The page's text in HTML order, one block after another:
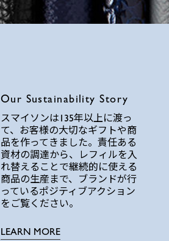
Our Sustainability Story
スマイソンは135年以上に渡っ
て、お客様の大切なギフトや商
品を作ってきました。責任ある
資材の調達から、レフィルを入
れ替えることで継続的に使える
商品の生産まで、ブランドが行
っているポジティブアクション
をご覧ください。
LEARN MORE